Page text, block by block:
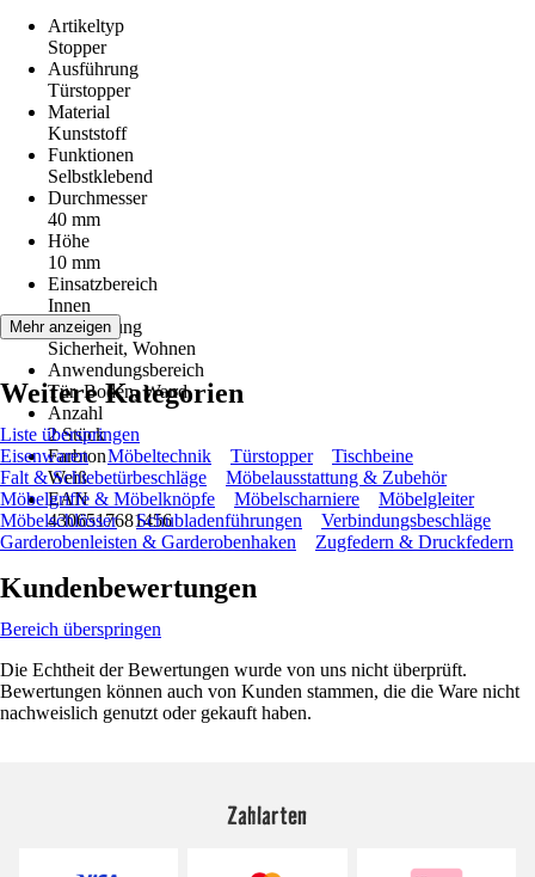
Artikeltyp
Stopper
Ausführung
Türstopper
Material
Kunststoff
Funktionen
Selbstklebend
Durchmesser
40 mm
Höhe
10 mm
Einsatzbereich
Innen
Anwendung
Sicherheit, Wohnen
Anwendungsbereich
Tür, Boden, Wand
Anzahl
2 Stück
Farbton
Weiß
EAN
4306517681456
Mehr anzeigen
Weitere Kategorien
Liste überspringen
Eisenwaren
Möbeltechnik Türstopper
Tischbeine
Falt & Schiebetürbeschläge
Möbelausstattung & Zubehör
Möbelgriffe & Möbelknöpfe
Möbelscharniere
Möbelgleiter
Möbelschlösser
Schubladenführungen
Verbindungsbeschläge
Garderobenleisten & Garderobenhaken
Zugfedern & Druckfedern
Kundenbewertungen
Bereich überspringen
Die Echtheit der Bewertungen wurde von uns nicht überprüft.
Bewertungen können auch von Kunden stammen, die die Ware nicht
nachweislich genutzt oder gekauft haben.
Zahlarten